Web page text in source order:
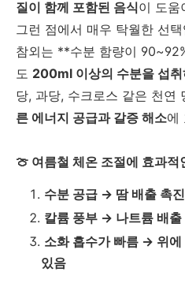
질이 함께 포함된 음식이 도움
그런 점에서 매우 탁월한 선
참외는 **수분 함량이
도 200ml 이상의 수분을 섭
당, 과당, 수크로스 같은 천연
른 에너지 공급과 갈증 해소에
🍈 여름철 체온 조절에 효과적
수분 공급 → 땀 배출 촉진
칼륨 풍부 → 나트륨 배출
소화 흡수가 빠름 → 위
있음